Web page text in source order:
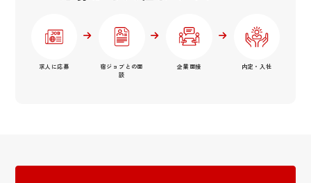
求人に応募
宿ジョブとの面
談
企業面接 内定・入社